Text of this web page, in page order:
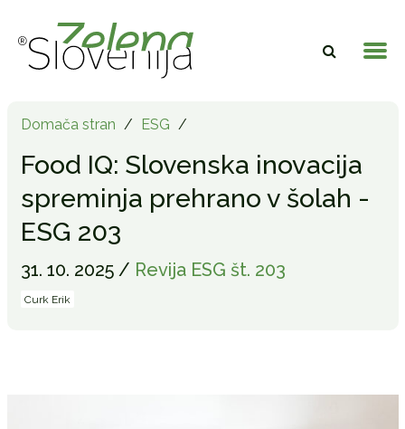
Domača stran / ESG /
Food IQ: Slovenska inovacija
spreminja prehrano v šolah -
ESG 203
31. 10. 2025 / Revija ESG št. 203
Curk Erik